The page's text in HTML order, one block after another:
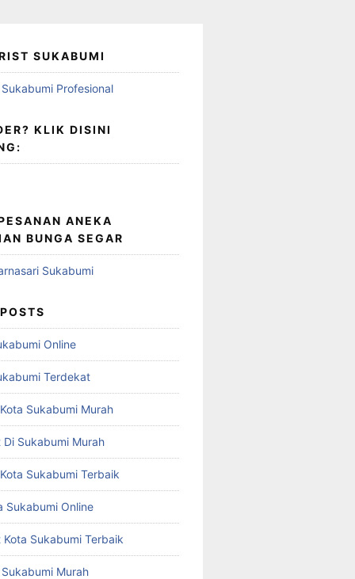
SUKABUMI
KLIK DISINI
ANEKA
BUNGA SEGAR
Online
Terdekat
Sukabumi Murah
Di Sukabumi Murah
Sukabumi Terbaik
Sukabumi Online
Kota Sukabumi Terbaik
Murah